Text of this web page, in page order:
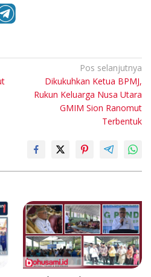
Pos selanjutnya
Dikukuhkan Ketua BPMJ,
Rukun Keluarga Nusa Utara
GMIM Sion Ranomut
Terbentuk